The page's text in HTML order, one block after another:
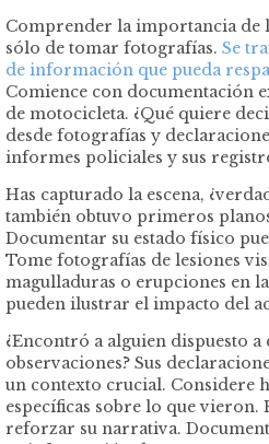
Comprender la importancia de
sólo de tomar fotografías. Se
de información que pueda
Comience con documentación
de motocicleta. ¿Qué quiere
desde fotografías y
informes policiales y sus
Has capturado la escena,
también obtuvo primeros
Documentar su estado físico
Tome fotografías de lesiones
magulladuras o erupciones en
pueden ilustrar el impacto del
¿Encontró a alguien dispuesto
observaciones? Sus
un contexto crucial. Considere
específicas sobre lo que vieron.
reforzar su narrativa.